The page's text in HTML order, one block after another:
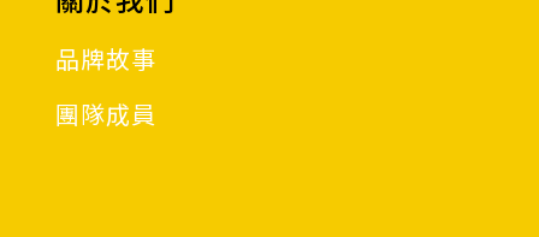
品牌故事
團隊成員